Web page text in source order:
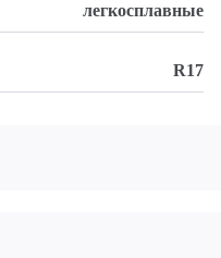
легкосплавные
R17